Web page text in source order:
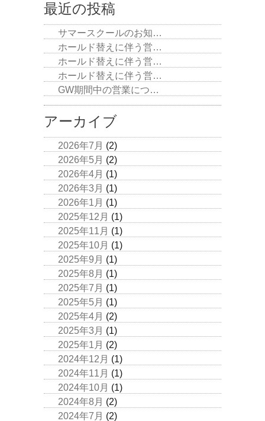
最近の投稿
サマースクールのお知…
ホールド替えに伴う営…
ホールド替えに伴う営…
ホールド替えに伴う営…
GW期間中の営業につ…
アーカイブ
2026年7月 (2)
2026年5月 (2)
2026年4月 (1)
2026年3月 (1)
2026年1月 (1)
2025年12月 (1)
2025年11月 (1)
2025年10月 (1)
2025年9月 (1)
2025年8月 (1)
2025年7月 (1)
2025年5月 (1)
2025年4月 (2)
2025年3月 (1)
2025年1月 (2)
2024年12月 (1)
2024年11月 (1)
2024年10月 (1)
2024年8月 (2)
2024年7月 (2)